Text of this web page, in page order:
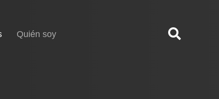
(current)Quién soy